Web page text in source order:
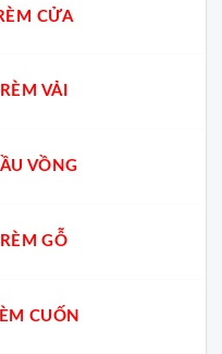
CỬA
VẢI
VỒNG
GỖ
CUỐN